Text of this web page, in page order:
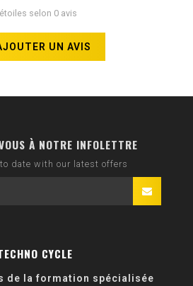
selon 0 avis
UN AVIS
À NOTRE INFOLETTRE
date with our latest offers
CYCLE
de la formation spécialisée